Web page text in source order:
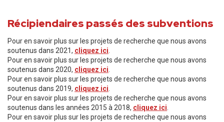
Récipiendaires passés des subventions
Pour en savoir plus sur les projets de recherche que nous avons
soutenus dans 2021, cliquez ici
Pour en savoir plus sur les projets de recherche que nous avons
soutenus dans 2020, cliquez ici
Pour en savoir plus sur les projets de recherche que nous avons
soutenus dans 2019, cliquez ici
Pour en savoir plus sur les projets de recherche que nous avons
soutenus dans les années 2015 à 2018, cliquez ici
Pour en savoir plus sur les projets de recherche que nous avons